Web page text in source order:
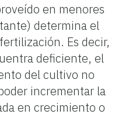
en menores
determina el
Es decir,
deficiente, el
del cultivo no
incrementar la
en crecimiento o